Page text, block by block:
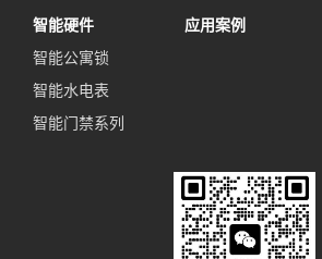
智能硬件
智能公寓锁
智能水电表
智能门禁系列
应用案例